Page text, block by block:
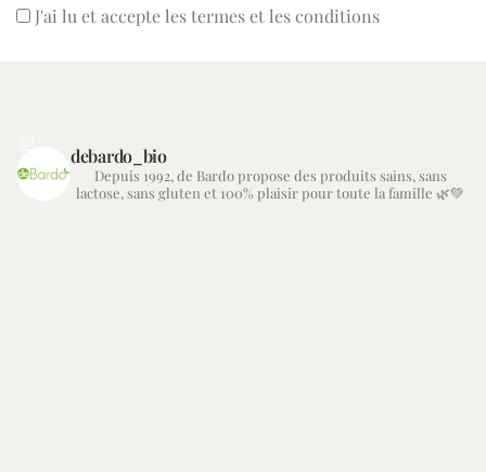
J'ai lu et accepte les termes et les conditions
debardo_bio
Depuis 1992, de Bardo propose des produits sains, sans
lactose, sans gluten et 100% plaisir pour toute la famille 🌿💚